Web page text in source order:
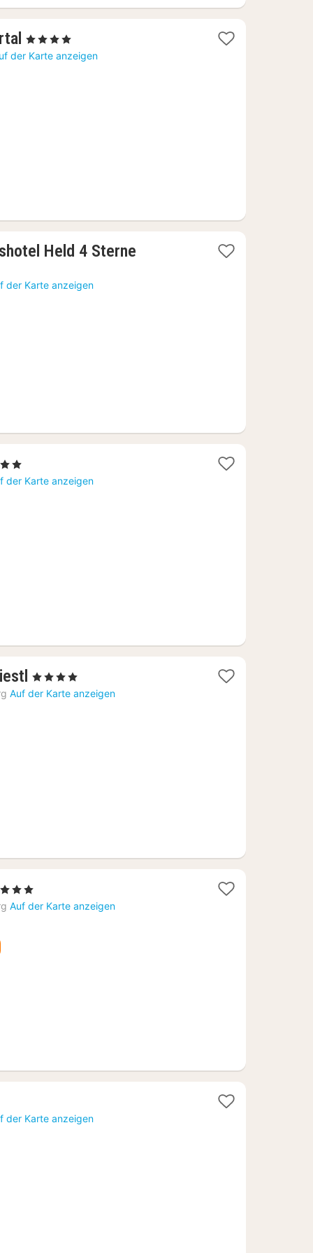
1
Nacht
, 4 Sterne
der Karte anzeigen
Held 4 Sterne
der Karte anzeigen
der Karte anzeigen
1
Nacht
, 4 Sterne
Auf der Karte anzeigen
Auf der Karte anzeigen
der Karte anzeigen